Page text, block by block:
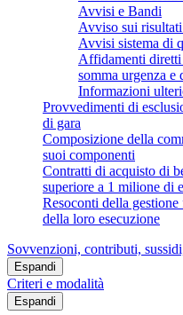
Avvisi e Bandi
Avviso sui
Avvisi sistema di
Affidamenti
somma urgenza
Informazioni
Provvedimenti di
di gara
Composizione della
suoi componenti
Contratti di acquisto di
superiore a 1 milione di
Resoconti della
della loro esecuzione
Sovvenzioni, contributi,
Espandi
Criteri e modalità
Espandi